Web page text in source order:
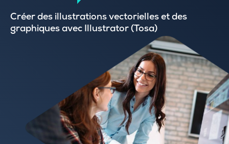
Créer des illustrations vectorielles et des
graphiques avec Illustrator (Tosa)